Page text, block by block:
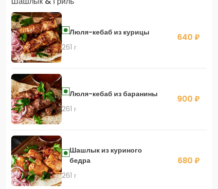
Люля-кебаб из курицы
261 г
640 ₽
Люля-кебаб из баранины
261 г
900 ₽
Шашлык из куриного
бедра
261 г
680 ₽